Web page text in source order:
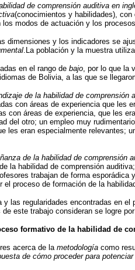
de comprensión auditiva en
(conocimientos y habilidades), con
modos de actuación y los
dimensiones y los indicadores se
.La población y la muestra
en el rango de bajo , por lo que la
de Bolivia, a las que se
de la habilidad de comprensión
con áreas de experiencia que les
con áreas de experiencia, que les
del otro; un empleo muy
les eran especialmente relevantes;
de la habilidad de comprensión
la habilidad de comprensión
trabajan de forma
proceso de formación de la
y las regularidades encontradas en
de este trabajo consideran se logre
formativo de la habilidad de
acerca de la metodología como
de cómo proceder para